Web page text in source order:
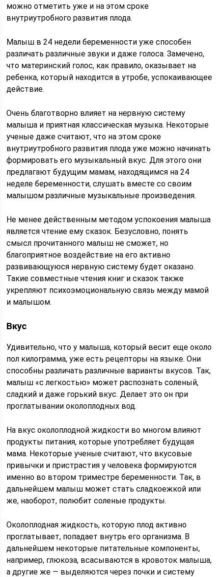
можно отметить уже и на этом сроке
внутриутробного развития плода.
Малыш в 24 недели беременности уже способен
различать различные звуки и даже голоса. Замечено,
что материнский голос, как правило, оказывает на
ребенка, который находится в утробе, успокаивающее
действие.
Очень благотворно влияет на нервную систему
малыша и приятная классическая музыка. Некоторые
ученые даже считают, что на этом сроке
внутриутробного развития плода уже можно начинать
формировать его музыкальный вкус. Для этого они
предлагают будущим мамам, находящимся на 24
неделе беременности, слушать вместе со своим
малышом различные музыкальные произведения.
Не менее действенным методом успокоения малыша
является чтение ему сказок. Безусловно, понять
смысл прочитанного малыш не сможет, но
благоприятное воздействие на его активно
развивающуюся нервную систему будет оказано.
Такие совместные чтения книг и сказок также
укрепляют психоэмоциональную связь между мамой
и малышом.
Вкус
Удивительно, что у малыша, который весит еще около
пол килограмма, уже есть рецепторы на языке. Они
способны различать различные варианты вкусов. Так,
малыш «с легкостью» может распознать соленый,
сладкий и даже горький вкус. Делает это он при
проглатывании околоплодных вод.
На вкус околоплодной жидкости во многом влияют
продукты питания, которые употребляет будущая
мама. Некоторые ученые считают, что вкусовые
привычки и пристрастия у человека формируются
именно во втором триместре беременности. Так, в
дальнейшем малыш может стать сладкоежкой или
же, наоборот, полюбит соленые продукты.
Околоплодная жидкость, которую плод активно
проглатывает, попадает внутрь его организма. В
дальнейшем некоторые питательные компоненты,
например, глюкоза, всасываются в кровоток малыша,
а другие же — выделяются через почки и систему